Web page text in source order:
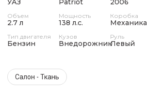
УАЗ Patriot 2006
Объем
2.7 л
Мощность
138 л.с.
Коробка
Механика
Тип двигателя
Бензин
Кузов
Внедорожник
Руль
Левый
Салон - Ткань